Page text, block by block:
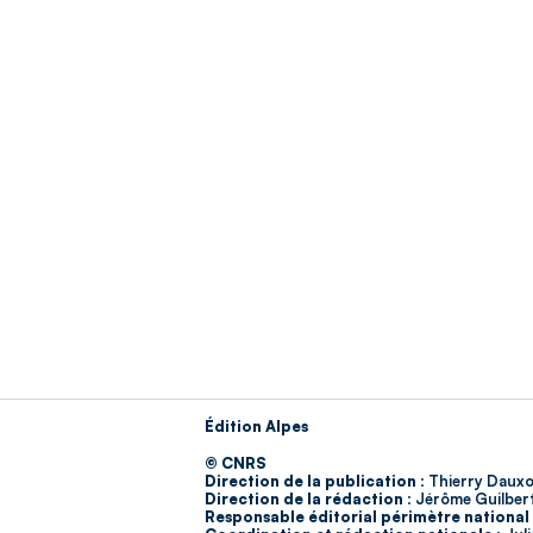
Édition Alpes
© CNRS
Direction de la publication : Thierry
Direction de la rédaction : Jérôme
Responsable éditorial périmètre national